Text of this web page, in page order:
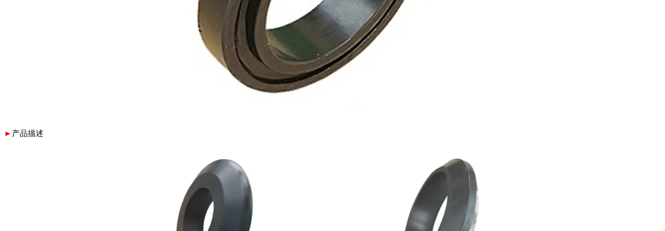
► 产品描述